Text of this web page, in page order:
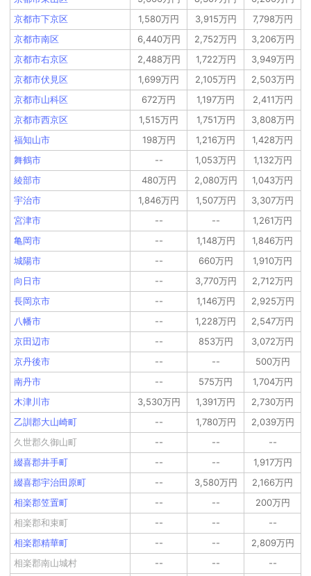
京都市下京区
1,580万円 3,915万円
7,798万円
京都市南区
6,440万円 2,752万円
3,206万円
京都市右京区
2,488万円 1,722万円
3,949万円
京都市伏見区
1,699万円 2,105万円
2,503万円
京都市山科区
672万円 1,197万円
2,411万円
京都市西京区
1,515万円 1,751万円
3,808万円
福知山市
198万円 1,216万円
1,428万円
舞鶴市
-- 1,053万円
1,132万円
綾部市
480万円 2,080万円
1,043万円
宇治市
1,846万円 1,507万円
3,307万円
宮津市
-- --
1,261万円
亀岡市
-- 1,148万円
1,846万円
城陽市
-- 660万円
1,910万円
向日市
-- 3,770万円
2,712万円
長岡京市
-- 1,146万円
2,925万円
八幡市
-- 1,228万円
2,547万円
京田辺市
-- 853万円
3,072万円
京丹後市
-- --
500万円
南丹市
-- 575万円
1,704万円
木津川市
3,530万円 1,391万円
2,730万円
乙訓郡大山崎町
-- 1,780万円
2,039万円
久世郡久御山町
-- --
--
綴喜郡井手町
-- --
1,917万円
綴喜郡宇治田原町
-- 3,580万円
2,166万円
相楽郡笠置町
-- --
200万円
相楽郡和束町
-- --
--
相楽郡精華町
-- --
2,809万円
相楽郡南山城村
-- --
--